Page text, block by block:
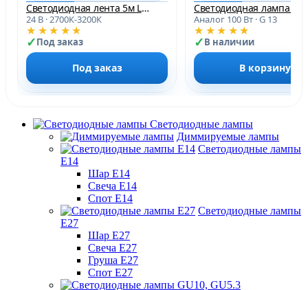
Светодиодная лента 5м LP 2835/120 WW (2700-3200K) IP20 24V 10 Вт/м
24 В · 2700К-3200К
★★★★★
Под заказ
Под заказ
Аналог 100 Вт · G 13
★★★★★
В наличии
В корзину
Светодиодные лампы
Диммируемые лампы
Светодиодные лампы
Е14
Шар Е14
Свеча Е14
Спот Е14
Светодиодные лампы
Е27
Шар Е27
Свеча Е27
Груша Е27
Спот Е27